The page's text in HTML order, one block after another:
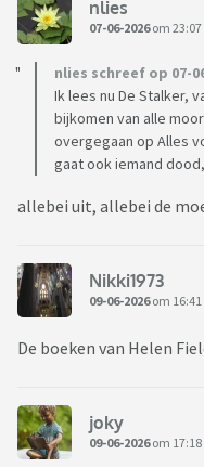
nlies
07-06-2026om 23:07
nlies schreef op 07-
Ik lees nu De Stalker,
bijkomen van alle
overgegaan op Alles
gaat ook iemand
allebei uit, allebei de
Nikki1973
09-06-2026om 16:41
De boeken van Helen
joky
09-06-2026om 17:18